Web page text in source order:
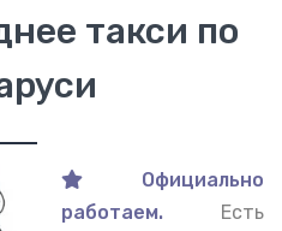
такси по
Официально
работаем.
Есть